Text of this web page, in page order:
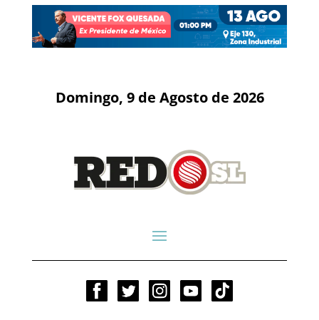
Domingo, 9 de Agosto de 2026